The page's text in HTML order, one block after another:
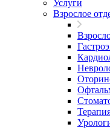
Услуги
Взрослое